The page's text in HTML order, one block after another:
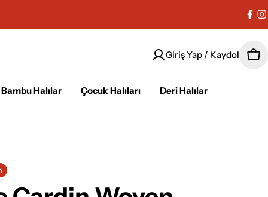
Giriş Yap / Kaydol
Bambu Halılar Çocuk Halıları
Deri Halılar